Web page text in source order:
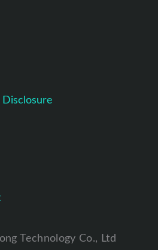
Disclosure
Technology Co., Ltd